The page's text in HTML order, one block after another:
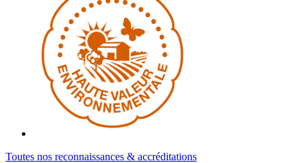
Toutes nos reconnaissances & accréditations